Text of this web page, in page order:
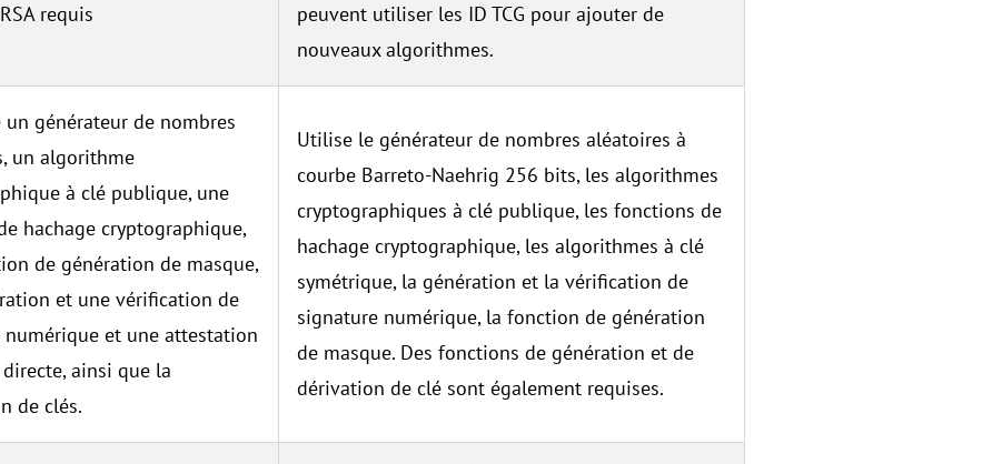
requis
peuvent utiliser les ID TCG pour ajouter de
nouveaux algorithmes.
un générateur de nombres
un algorithme
à clé publique, une
hachage cryptographique,
de génération de masque,
et une vérification de
et une attestation
ainsi que la
de clés.
Utilise le générateur de nombres aléatoires à
courbe Barreto-Naehrig 256 bits, les algorithmes
cryptographiques à clé publique, les fonctions de
hachage cryptographique, les algorithmes à clé
symétrique, la génération et la vérification de
signature numérique, la fonction de génération
de masque. Des fonctions de génération et de
dérivation de clé sont également requises.